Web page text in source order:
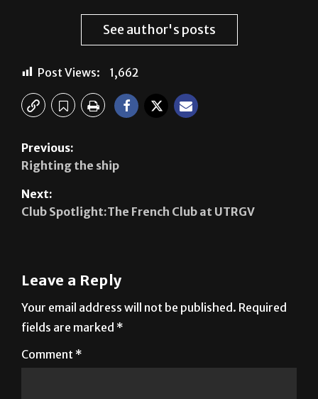
See author's posts
Post Views: 1,662
Previous:
Righting the ship
Next:
Club Spotlight:The French Club at UTRGV
Leave a Reply
Your email address will not be published. Required
fields are marked *
Comment *